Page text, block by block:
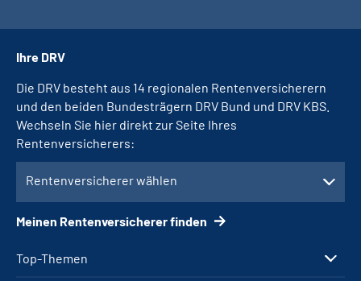
Top-Themen
Ihre DRV
Die DRV besteht aus 14 regionalen Rentenversicherern
und den beiden Bundesträgern DRV Bund und DRV KBS.
Wechseln Sie hier direkt zur Seite Ihres
Rentenversicherers:
Rentenversicherer wählen
Meinen Rentenversicherer finden